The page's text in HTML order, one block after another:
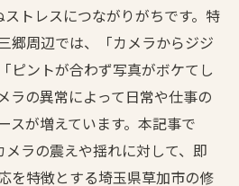
トレスにつながりがちです。特
郷周辺では、「カメラからジジ
ピントが合わず写真がボケてし
ラの異常によって日常や仕事の
スが増えています。本記事で
メラの震えや揺れに対して、即
を特徴とする埼玉県草加市の修